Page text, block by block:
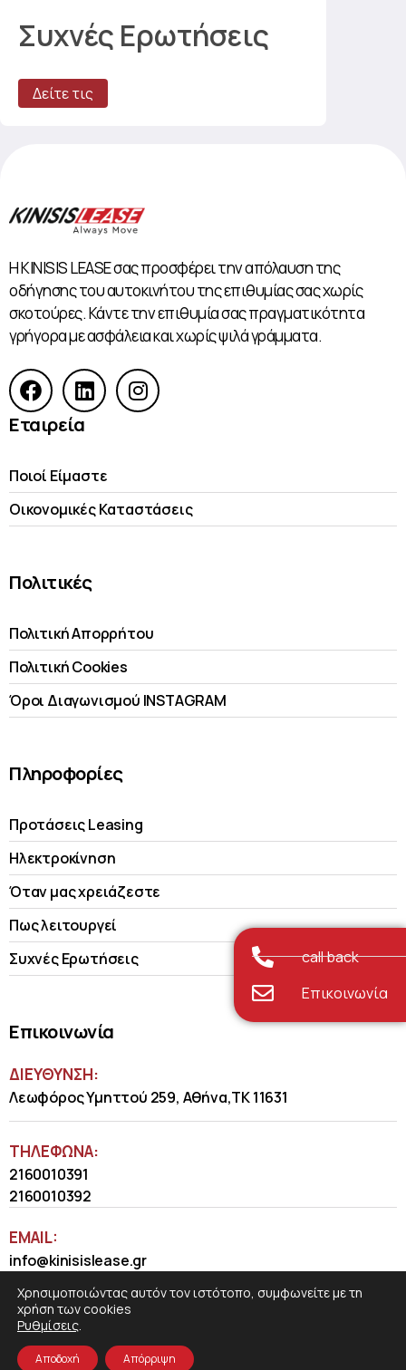
Συχνές Ερωτήσεις
Δείτε τις
Η KINISIS LEASE σας προσφέρει την απόλαυση της
οδήγησης του αυτοκινήτου της επιθυμίας σας χωρίς
σκοτούρες. Κάντε την επιθυμία σας πραγματικότητα
γρήγορα με ασφάλεια και χωρίς ψιλά γράμματα.
Εταιρεία
Ποιοί Είμαστε
Οικονομικές Kαταστάσεις
Πολιτικές
Πολιτική Απορρήτου
Πολιτική Cookies
Όροι Διαγωνισμού INSTAGRAM
Πληροφορίες
Προτάσεις Leasing
Ηλεκτροκίνηση
Όταν μας χρειάζεστε
Πως λειτουργεί
Συχνές Ερωτήσεις
Επικοινωνία
ΔΙΕΥΘΥΝΣΗ:
Λεωφόρος Υμηττού 259, Αθήνα,ΤΚ 11631
ΤΗΛΈΦΩΝΑ:
2160010391
2160010392
EMAIL:
info@kinisislease.gr
call back
Επικοινωνία
Χρησιμοποιώντας αυτόν τον ιστότοπο, συμφωνείτε με τη
χρήση των cookies
Ρυθμίσεις.
Αποδοχή Απόρριψη